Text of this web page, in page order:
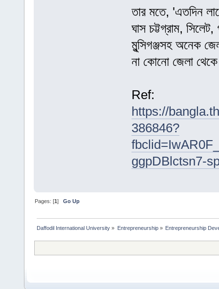
তার মতে, 'এতদিন
ঘাস চট্টগ্রাম, সিলেট,
মুন্সিগঞ্জসহ অনেক
না কোনো জেলা
Ref:
https://
386846?
ggpDBlctsn7-
Pages: [1]Go Up
Daffodil International University » Entrepreneurship» Entrepreneurship